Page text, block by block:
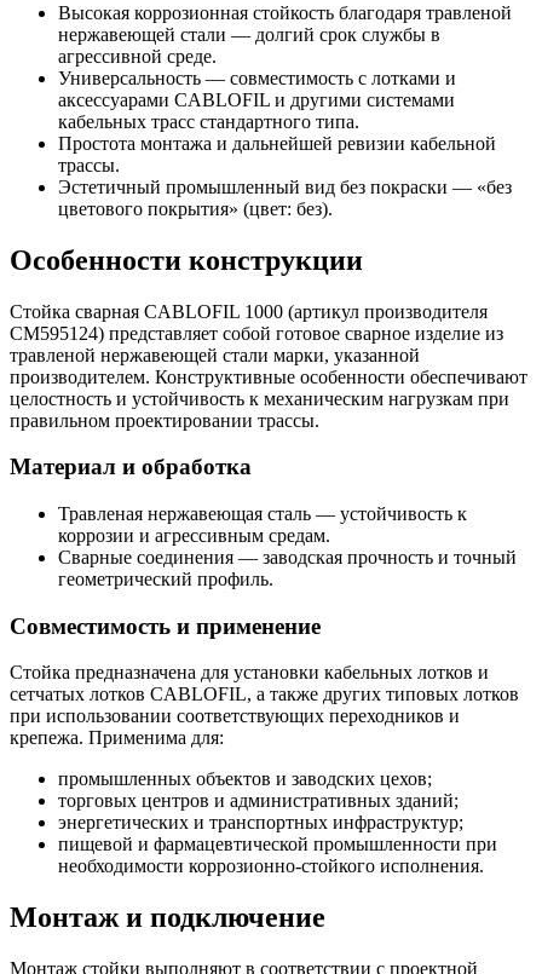
Высокая коррозионная стойкость благодаря травленой
нержавеющей стали — долгий срок службы в
агрессивной среде.
Универсальность — совместимость с лотками и
аксессуарами CABLOFIL и другими системами
кабельных трасс стандартного типа.
Простота монтажа и дальнейшей ревизии кабельной
трассы.
Эстетичный промышленный вид без покраски — «без
цветового покрытия» (цвет: без).
Особенности конструкции
Стойка сварная CABLOFIL 1000 (артикул производителя
CM595124) представляет собой готовое сварное изделие из
травленой нержавеющей стали марки, указанной
производителем. Конструктивные особенности обеспечивают
целостность и устойчивость к механическим нагрузкам при
правильном проектировании трассы.
Материал и обработка
Травленая нержавеющая сталь — устойчивость к
коррозии и агрессивным средам.
Сварные соединения — заводская прочность и точный
геометрический профиль.
Совместимость и применение
Стойка предназначена для установки кабельных лотков и
сетчатых лотков CABLOFIL, а также других типовых лотков
при использовании соответствующих переходников и
крепежа. Применима для:
промышленных объектов и заводских цехов;
торговых центров и административных зданий;
энергетических и транспортных инфраструктур;
пищевой и фармацевтической промышленности при
необходимости коррозионно-стойкого исполнения.
Монтаж и подключение
Монтаж стойки выполняют в соответствии с проектной